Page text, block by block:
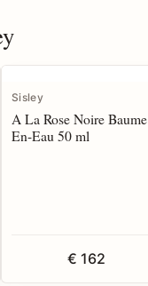
Sisley
A La Rose Noire Baume
En-Eau 50 ml
€ 162